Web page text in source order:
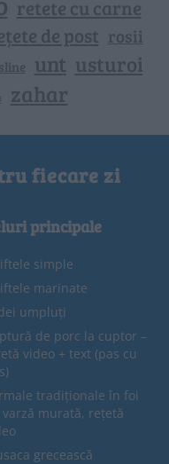
retete cu carne
de post rosii
unt usturoi
zahar
fiecare zi
principale
simple
marinate
umpluți
de porc la cuptor –
video + text (pas cu
tradiționale în foi
varză murată, rețetă
grecească